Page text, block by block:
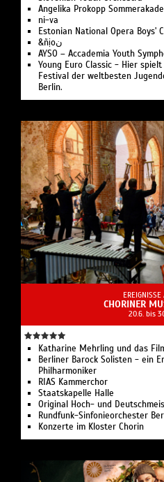
Angelika Pro­kopp
ni-va
Estonian National Opera Boys'
&ñịoن
AYSO – Accademia Youth
Young Euro Classic - Hier
Festival der weltbesten
Berlin.
CHORINER
20.6. bis
Katharine Mehrling und das
Berliner Barock Solisten - ein
Philharmoniker
RIAS Kammerchor
Staatskapelle Halle
Original Hoch- und
Rundfunk-Sinfonieorchester
Konzerte im Kloster Chorin